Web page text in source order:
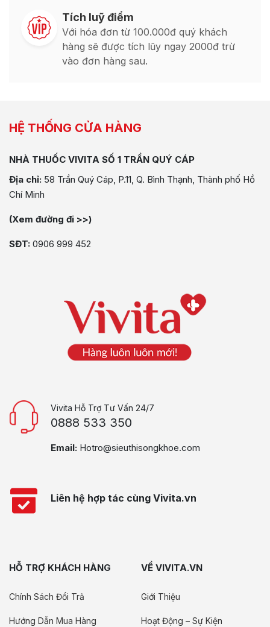
Tích luỹ điểm
Với hóa đơn từ 100.000đ quý khách
hàng sẽ được tích lũy ngay 2000đ trừ
vào đơn hàng sau.
HỆ THỐNG CỬA HÀNG
NHÀ THUỐC VIVITA SỐ 1 TRẦN QUÝ CÁP
Địa chỉ: 58 Trần Quý Cáp, P.11, Q. Bình Thạnh, Thành phố Hồ
Chí Minh
(Xem đường đi >>)
SĐT: 0906 999 452
Vivita Hỗ Trợ Tư Vấn 24/7
0888 533 350
Email: Hotro@sieuthisongkhoe.com
Liên hệ hợp tác cùng Vivita.vn
HỖ TRỢ KHÁCH HÀNG
Chính Sách Đổi Trả
Hướng Dẫn Mua Hàng
VỀ VIVITA.VN
Giới Thiệu
Hoạt Động – Sự Kiện